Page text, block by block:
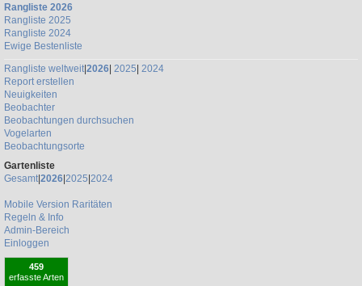
Rangliste 2026
Rangliste 2025
Rangliste 2024
Ewige Bestenliste
Rangliste weltweit|2026| 2025| 2024
Report erstellen
Neuigkeiten
Beobachter
Beobachtungen durchsuchen
Vogelarten
Beobachtungsorte
Gartenliste
Gesamt|2026 2025 2024
Mobile Version Raritäten
Regeln & Info
Admin-Bereich
Einloggen
459
erfasste Arten